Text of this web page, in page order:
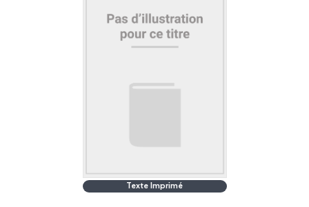
Texte Imprimé